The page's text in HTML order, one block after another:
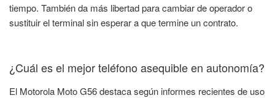
tiempo. También da más libertad para cambiar de operador o
sustituir el terminal sin esperar a que termine un contrato.
¿Cuál es el mejor teléfono asequible en autonomía?
El Motorola Moto G56 destaca según informes recientes de uso